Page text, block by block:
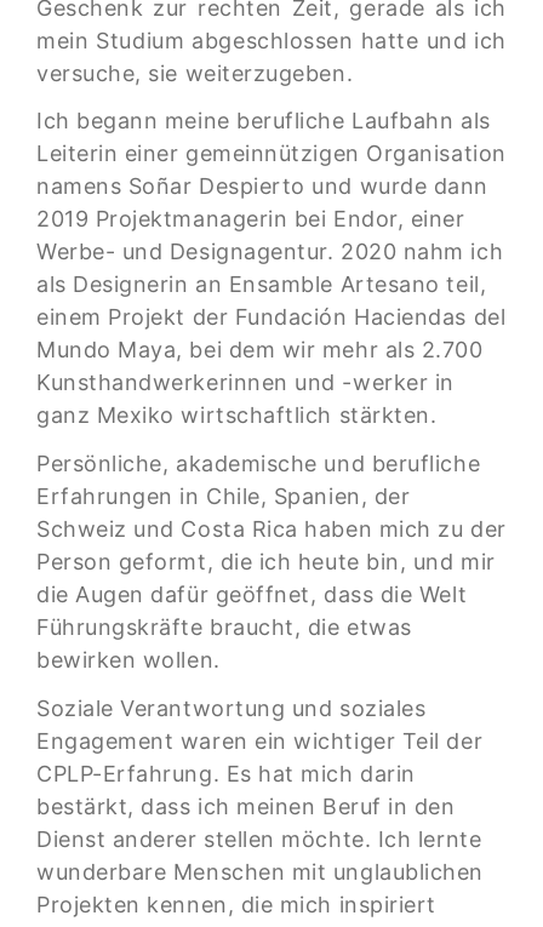
Geschenk zur rechten Zeit, gerade als ich
mein Studium abgeschlossen hatte und ich
versuche, sie weiterzugeben.
Ich begann meine berufliche Laufbahn als
Leiterin einer gemeinnützigen Organisation
namens Soñar Despierto und wurde dann
2019 Projektmanagerin bei Endor, einer
Werbe- und Designagentur. 2020 nahm ich
als Designerin an Ensamble Artesano teil,
einem Projekt der Fundación Haciendas del
Mundo Maya, bei dem wir mehr als 2.700
Kunsthandwerkerinnen und -werker in
ganz Mexiko wirtschaftlich stärkten.
Persönliche, akademische und berufliche
Erfahrungen in Chile, Spanien, der
Schweiz und Costa Rica haben mich zu der
Person geformt, die ich heute bin, und mir
die Augen dafür geöffnet, dass die Welt
Führungskräfte braucht, die etwas
bewirken wollen.
Soziale Verantwortung und soziales
Engagement waren ein wichtiger Teil der
CPLP-Erfahrung. Es hat mich darin
bestärkt, dass ich meinen Beruf in den
Dienst anderer stellen möchte. Ich lernte
wunderbare Menschen mit unglaublichen
Projekten kennen, die mich inspiriert